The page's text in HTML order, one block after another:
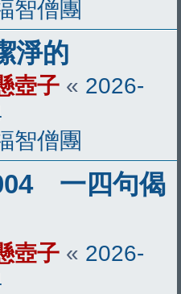
智僧團
淨的
壺子 « 2026-
智僧團
一四句偈
壺子 « 2026-